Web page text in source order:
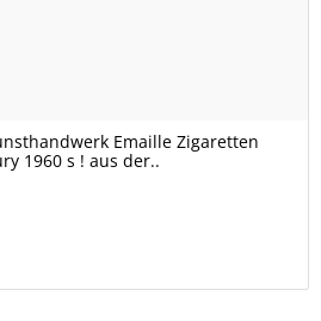
Emaille Zigaretten
1960 s ! aus der..